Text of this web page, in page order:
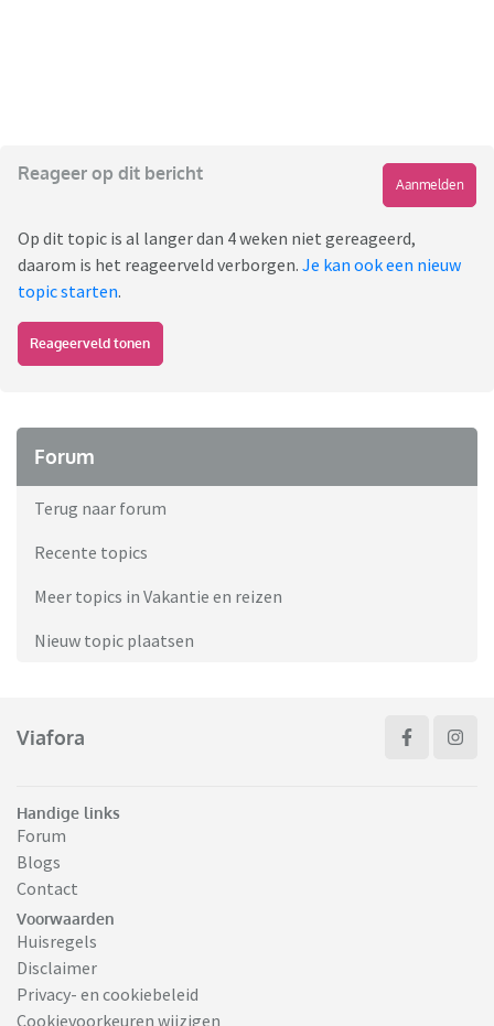
Reageer op dit bericht
Aanmelden
Op dit topic is al langer dan 4 weken niet gereageerd,
daarom is het reageerveld verborgen. Je kan ook een nieuw
topic starten.
Reageerveld tonen
Forum
Terug naar forum
Recente topics
Meer topics in Vakantie en reizen
Nieuw topic plaatsen
Viafora
Handige links
Forum
Blogs
Contact
Voorwaarden
Huisregels
Disclaimer
Privacy- en cookiebeleid
Cookievoorkeuren wijzigen